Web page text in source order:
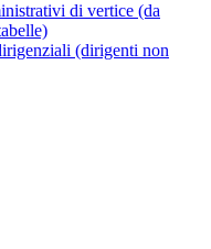
di vertice (da
(dirigenti non